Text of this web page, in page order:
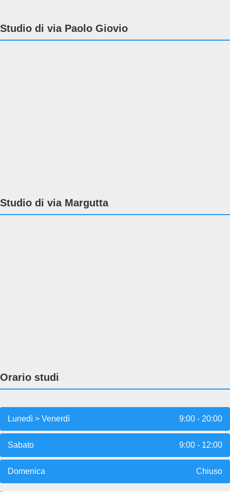
Studio di via Paolo Giovio
Studio di via Margutta
Orario studi
Lunedì > Venerdì 9:00 - 20:00
Sabato 9:00 - 12:00
Domenica Chiuso